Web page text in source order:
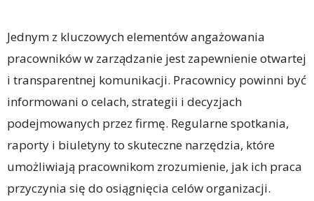
Jednym z kluczowych elementów angażowania
pracowników w zarządzanie jest zapewnienie otwartej
i transparentnej komunikacji. Pracownicy powinni być
informowani o celach, strategii i decyzjach
podejmowanych przez firmę. Regularne spotkania,
raporty i biuletyny to skuteczne narzędzia, które
umożliwiają pracownikom zrozumienie, jak ich praca
przyczynia się do osiągnięcia celów organizacji.